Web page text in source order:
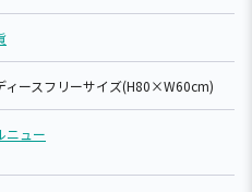
ィースフリーサイズ(H80×W60cm)
ニュー